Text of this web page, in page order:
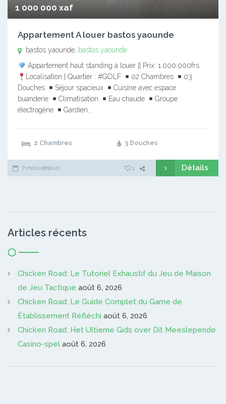
1 000 000 xaf
Appartement A louer bastos yaounde
bastos yaounde, bastos yaounde
Appartement haut standing à louer || Prix: 1.000.000frs
Localisation | Quartier : #GOLF
02 Chambres
03
Douches
Séjour spacieux
Cuisine avec espace
buanderie
Climatisation Eau chaude
Groupe
électrogène
Gardien…
2 Chambres 3 Douches
7 mois depuis 1 Détails
Articles récents
Chicken Road: Le Tutoriel Exhaustif du Jeu de Maison
de Jeu Tactique août 6, 2026
Chicken Road: Le Guide Complet du Game de
Établissement Réfléchi août 6, 2026
Chicken Road: Het Ultieme Gids over Dit Meeslepende
Casino-spel août 6, 2026